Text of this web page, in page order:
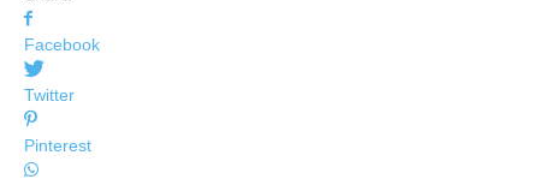
Facebook
Twitter
Pinterest